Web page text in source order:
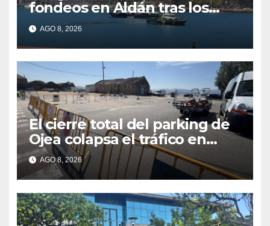
fondeos en Aldán tras los
últimos episodios de
contaminación en O Con
AGO 8, 2026
El cierre total del parking de
Ojea colapsa el tráfico en
Cangas
AGO 8, 2026